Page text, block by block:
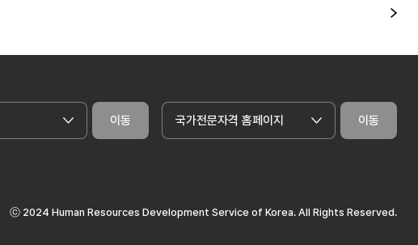
이동 국가전문자격 홈페이지 이동
ⓒ 2024 Human Resources Development Service of Korea. All Rights Reserved.